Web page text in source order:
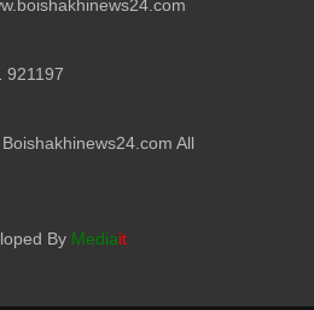
921197
All
By Mediait